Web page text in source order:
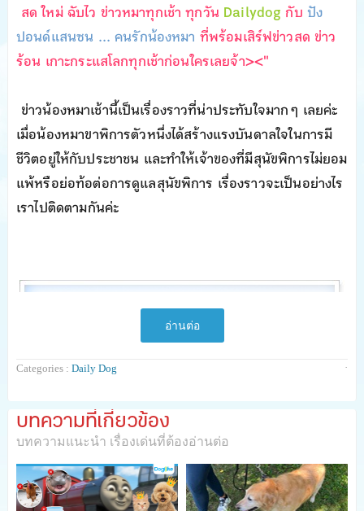
สด ใหม่ ฉับไว ข่าวหมาทุกเช้า ทุกวัน Dailydog กับ ปัง
ปอนด์แสนซน ... คนรักน้องหมา ที่พร้อมเสิร์ฟข่าวสด ข่าว
ร้อน เกาะกระแสโลกทุกเช้าก่อนใครเลยจ้า><"
ข่าวน้องหมาเช้านี้เป็นเรื่องราวที่น่าประทับใจมาก ๆ เลยค่ะ
เมื่อน้องหมาขาพิการตัวหนึ่งได้สร้างแรงบันดาลใจในการมี
ชีวิตอยู่ให้กับประชาชน และทำให้เจ้าของที่มีสุนัขพิการไม่ยอม
แพ้หรือย่อท้อต่อการดูแลสุนัขพิการ เรื่องราวจะเป็นอย่างไร
เราไปติดตามกันค่ะ
อ่านต่อ
Categories : Daily Dog ·
บทความที่เกี่ยวข้อง
บทความแนะนำ เรื่องเด่นที่ต้องอ่านต่อ